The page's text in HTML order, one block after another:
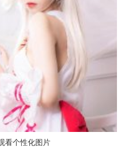
看个性化图片